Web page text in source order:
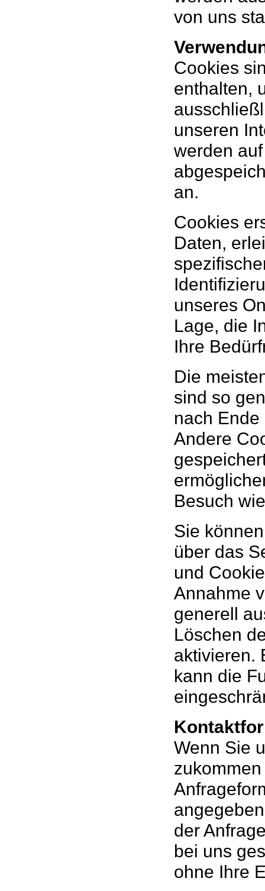
von uns
Cookies
enthalten,
unseren
werden
an.
Cookies
Daten,
unseres
Lage, die
Ihre
Die
sind so
nach
Andere
Besuch
Sie
über das
und
Annahme
generell
Löschen
aktivieren.
kann die
Wenn Sie
der
bei uns
ohne Ihre